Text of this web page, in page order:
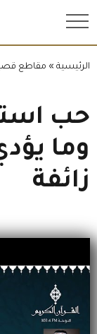
الرئيسية » مقاطع
حب
وما
زائفة